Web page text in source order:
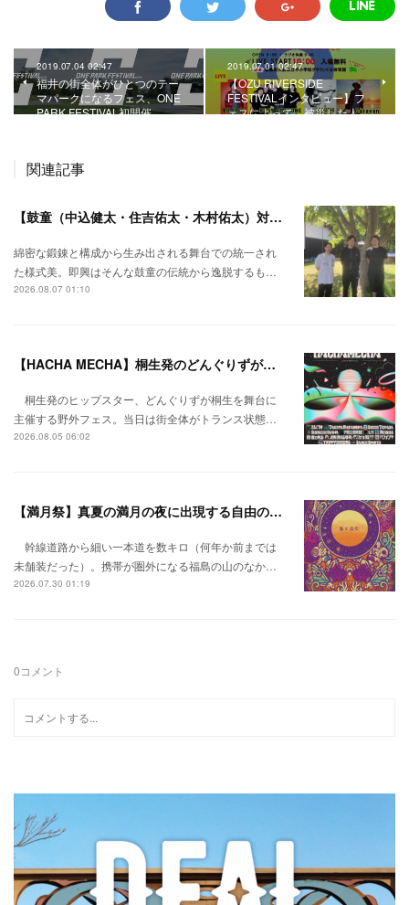
2019.07.04 02:47
福井の街全体がひとつのテー
マパークになるフェス、ONE
PARK FESTIVAL初開催
2019.07.01 02:47
【OZU RIVERSIDE
FESTIVALインタビュー】フ
ェスによって、被災した人…
関連記事
【鼓童（中込健太・住吉佑太・木村佑太）対談】即興で得られる新たな感覚。
綿密な鍛錬と構成から生み出される舞台での統一され
た様式美。即興はそんな鼓童の伝統から逸脱するも…
2026.08.07 01:10
【HACHA MECHA】桐生発のどんぐりずが桐生をハチャメチャに彩る。
桐生発のヒップスター、どんぐりずが桐生を舞台に
主催する野外フェス。当日は街全体がトランス状態…
2026.08.05 06:02
【満月祭】真夏の満月の夜に出現する自由の桃源郷。
幹線道路から細い一本道を数キロ（何年か前までは
未舗装だった）。携帯が圏外になる福島の山のなか…
2026.07.30 01:19
0コメント